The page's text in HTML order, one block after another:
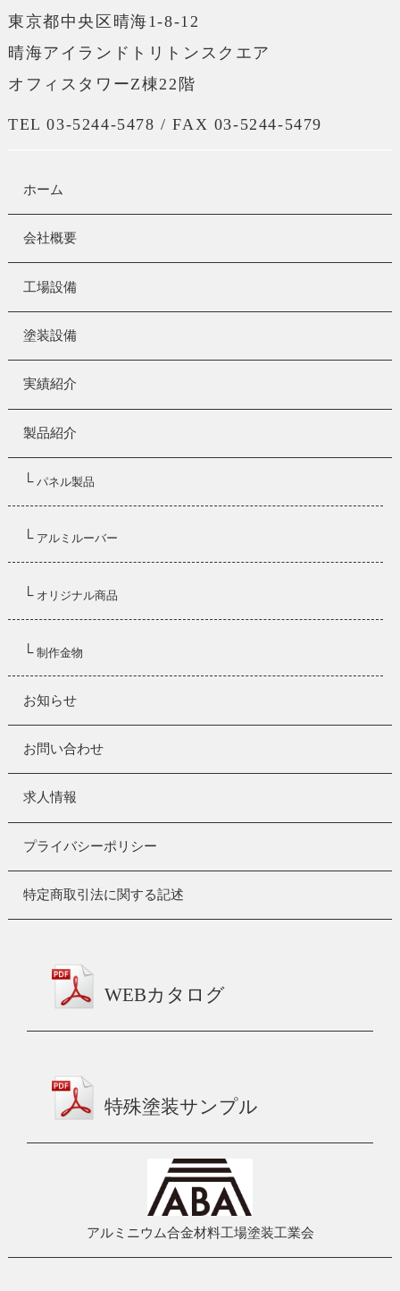
東京都中央区晴海1-8-12
晴海アイランドトリトンスクエア
オフィスタワーZ棟22階
TEL 03-5244-5478 / FAX 03-5244-5479
ホーム
会社概要
工場設備
塗装設備
実績紹介
製品紹介
└ パネル製品
└ アルミルーバー
└ オリジナル商品
└ 制作金物
お知らせ
お問い合わせ
求人情報
プライバシーポリシー
特定商取引法に関する記述
WEBカタログ
特殊塗装サンプル
アルミニウム合金材料工場塗装工業会